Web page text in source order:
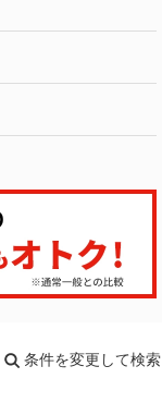
条件を変更して検索